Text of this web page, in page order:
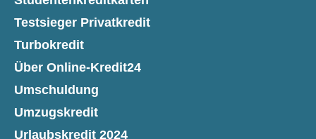
Testsieger Privatkredit
Turbokredit
Über Online-Kredit24
Umschuldung
Umzugskredit
Urlaubskredit 2024